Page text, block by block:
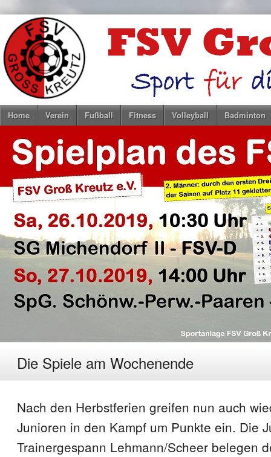
Home Verein Fußball Fitness Volleyball Badminton
Die Spiele am Wochenende
Nach den Herbstferien greifen nun auch
Junioren in den Kampf um Punkte ein. Die
Trainergespann Lehmann/Scheer belegen